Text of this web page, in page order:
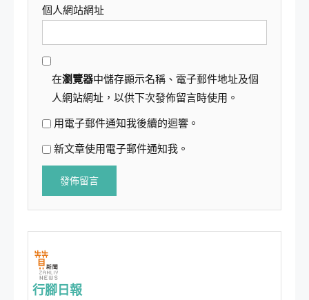
個人網站網址
在瀏覽器中儲存顯示名稱、電子郵件地址及個
人網站網址，以供下次發佈留言時使用。
用電子郵件通知我後續的迴響。
新文章使用電子郵件通知我。
行腳日報